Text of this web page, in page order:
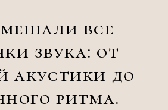
все
звука: от
акустики до
ритма.